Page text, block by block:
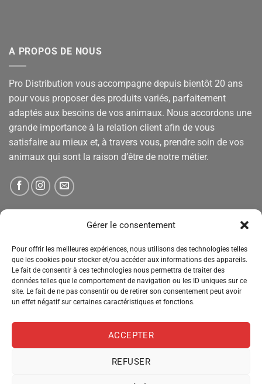
Gérer le consentement
Pour offrir les meilleures expériences, nous utilisons des technologies telles
que les cookies pour stocker et/ou accéder aux informations des appareils.
Le fait de consentir à ces technologies nous permettra de traiter des
données telles que le comportement de navigation ou les ID uniques sur ce
site. Le fait de ne pas consentir ou de retirer son consentement peut avoir
un effet négatif sur certaines caractéristiques et fonctions.
ACCEPTER
REFUSER
A PROPOS DE NOUS
Pro Distribution vous accompagne depuis bientôt 20 ans
pour vous proposer des produits variés, parfaitement
adaptés aux besoins de vos animaux. Nous accordons une
grande importance à la relation client afin de vous
satisfaire au mieux et, à travers vous, prendre soin de vos
animaux qui sont la raison d’être de notre métier.
Tenez-vous informé des nouveautés, des offres spéciales
et des remises.